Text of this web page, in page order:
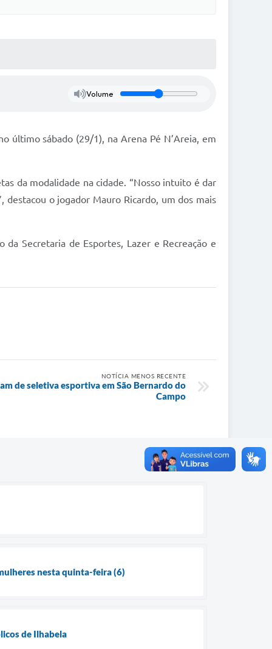
Volume
último sábado (29/1), na Arena Pé N’Areia, em
da modalidade na cidade. “Nosso intuito é dar
destacou o jogador Mauro Ricardo, um dos mais
Secretaria de Esportes, Lazer e Recreação e
NOTÍCIA MENOS RECENTE
de seletiva esportiva em São Bernardo do
Campo
nesta quinta-feira (6)
de Ilhabela